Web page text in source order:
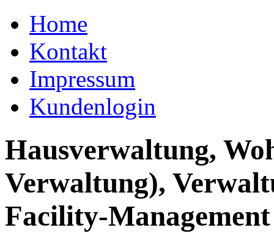
Home
Kontakt
Impressum
Kundenlogin
Hausverwaltung,
Verwaltung),
Facility-Management